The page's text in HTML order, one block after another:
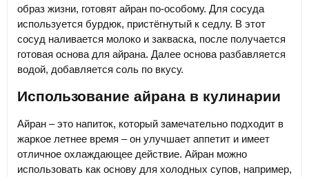
образ жизни, готовят айран по-особому. Для сосуда
используется бурдюк, пристёгнутый к седлу. В этот
сосуд наливается молоко и закваска, после получается
готовая основа для айрана. Далее основа разбавляется
водой, добавляется соль по вкусу.
Использование айрана в кулинарии
Айран – это напиток, который замечательно подходит в
жаркое летнее время – он улучшает аппетит и имеет
отличное охлаждающее действие. Айран можно
использовать как основу для холодных супов, например,